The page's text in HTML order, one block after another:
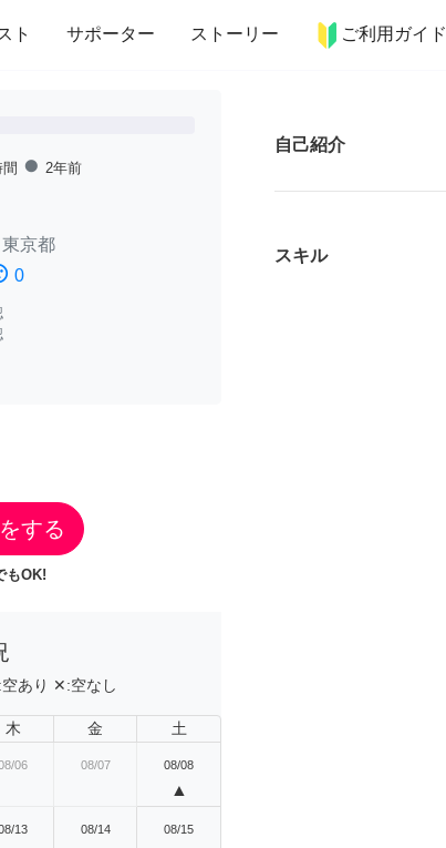
ト サポーター ストーリー ご利用ガイド
インテリア 趣味・習い事 ペット 料理
fiber_manual_record 2年前
東京都
0
する
もOK!
空あり ✕:空なし
木 金 土
06 08/07 08/08
▲
13 08/14 08/15
自己紹介
スキル